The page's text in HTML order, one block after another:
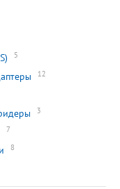
5
12
3
7
8